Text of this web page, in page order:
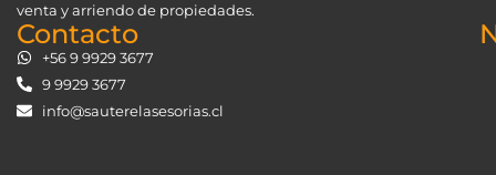
venta y arriendo de propiedades.
Contacto
+56 9 9929 3677
9 9929 3677
info@sauterelasesorias.cl